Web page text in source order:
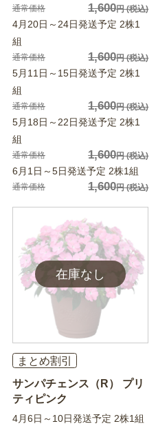
通常価格 1,600円(税込)
4月20日～24日発送予定 2株1
組
通常価格 1,600円(税込)
5月11日～15日発送予定 2株1
組
通常価格 1,600円(税込)
5月18日～22日発送予定 2株1
組
通常価格 1,600円(税込)
6月1日～5日発送予定 2株1組
通常価格 1,600円(税込)
まとめ割引
サンパチェンス（R） プリ
ティピンク
4月6日～10日発送予定 2株1組